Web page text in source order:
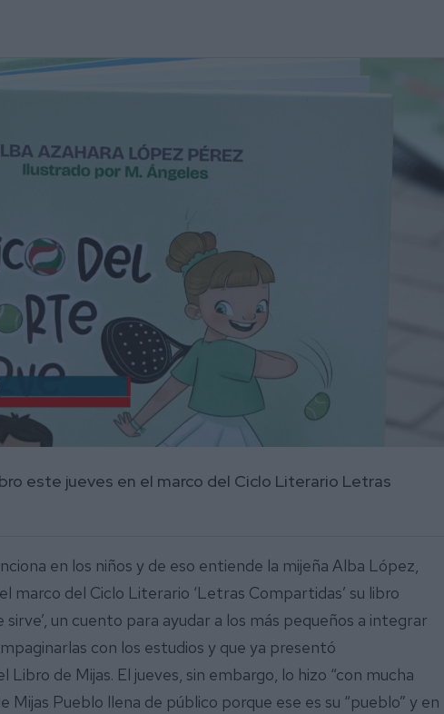
este jueves en el marco del Ciclo Literario Letras
en los niños y de eso entiende la mijeña Alba López,
marco del Ciclo Literario ‘Letras Compartidas’ su libro
un cuento para ayudar a los más pequeños a integrar
con los estudios y que ya presentó
de Mijas. El jueves, sin embargo, lo hizo “con mucha
Mijas Pueblo llena de público porque ese es su “pueblo” y en